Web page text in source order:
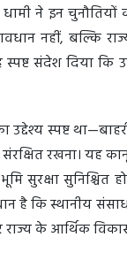
ने इन
नहीं, बल्कि
स्पष्ट संदेश दिया कि
स्पष्ट
रखना। यह
सुरक्षा सुनिश्चित
है कि स्थानीय
के आर्थिक